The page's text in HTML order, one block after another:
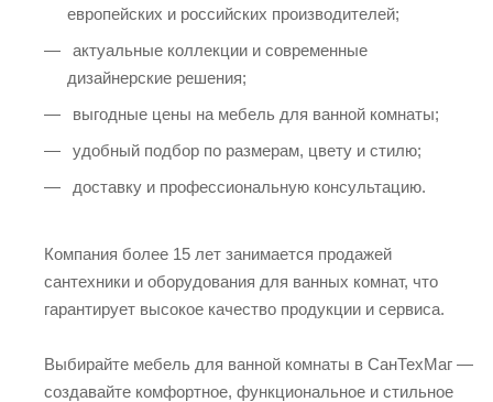
европейских и российских производителей;
актуальные коллекции и современные
дизайнерские решения;
выгодные цены на мебель для ванной комнаты;
удобный подбор по размерам, цвету и стилю;
доставку и профессиональную консультацию.
Компания более 15 лет занимается продажей
сантехники и оборудования для ванных комнат, что
гарантирует высокое качество продукции и сервиса.
Выбирайте мебель для ванной комнаты в СанТехМаг —
создавайте комфортное, функциональное и стильное